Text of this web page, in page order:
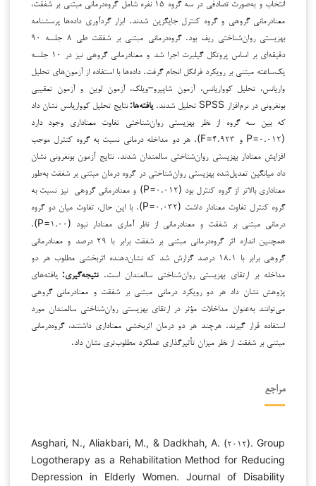
معنادرمانی گروهی و گروه کنترل جایگزین شدند. ابزار گردآوری داده‌ها پرسشنامه
بهزیستی روان‌شناختی ریف بود. گروه‌درمانی مبتنی بر شفقت طی ۸ جلسه ۹۰
دقیقه‌ای بر اساس پروتکل گیلبرت اجرا شد و معنادرمانی گروهی نیز در ۱۰ جلسه
یک‌ساعته مبتنی بر رویکرد فرانکل انجام گرفت. داده‌ها با استفاده از آزمون‌های تحلیل
واریانس، تحلیل کوواریانس، آزمون شاپیرو–ویلک، آزمون لوین و آزمون تعقیبی
بونفرونی در نرم‌افزار SPSS تحلیل شدند.
یافته‌ها: نتایج تحلیل کوواریانس نشان داد
که بین سه گروه از نظر بهزیستی روان‌شناختی تفاوت معناداری وجود دارد
(۰.۰۱۲=P و ۴.۹۲۳=F). هر دو مداخله درمانی نسبت به گروه کنترل موجب
افزایش معنادار بهزیستی روان‌شناختی سالمندان شدند. نتایج آزمون بونفرونی نشان
داد میانگین تعدیل‌شده بهزیستی روان‌شناختی در گروه درمان مبتنی بر شفقت به‌طور
معناداری بالاتر از گروه کنترل بود (۰.۰۱۲=P) و معنادرمانی گروهی نیز نسبت به
گروه کنترل تفاوت معنادار داشت (۰.۰۳۲=P). با این حال، تفاوت میان دو گروه
درمانی مبتنی بر شفقت و معنادرمانی از نظر آماری معنادار نبود (۱.۰۰=P).
همچنین اندازه اثر گروه‌درمانی مبتنی بر شفقت برابر با ۲۹ درصد و معنادرمانی
گروهی برابر با ۱۸.۱ درصد گزارش شد که نشان‌دهنده اثربخشی مطلوب هر دو
مداخله بر ارتقای بهزیستی روان‌شناختی سالمندان است.نتیجه‌گیری: یافته‌های
پژوهش نشان داد هر دو رویکرد درمانی مبتنی بر شفقت و معنادرمانی گروهی
می‌توانند به‌عنوان مداخلات مؤثر در ارتقای بهزیستی روان‌شناختی سالمندان مورد
استفاده قرار گیرند. هرچند هر دو درمان اثربخشی معناداری داشتند، گروه‌درمانی
مبتنی بر شفقت از نظر میزان تأثیرگذاری عملکرد مطلوب‌تری نشان داد.
مراجع
Asghari, N., Aliakbari, M., & Dadkhah, A. (۲۰۱۲). Group
Logotherapy as a Rehabilitation Method for Reducing
Depression in Elderly Women. Journal of Disability